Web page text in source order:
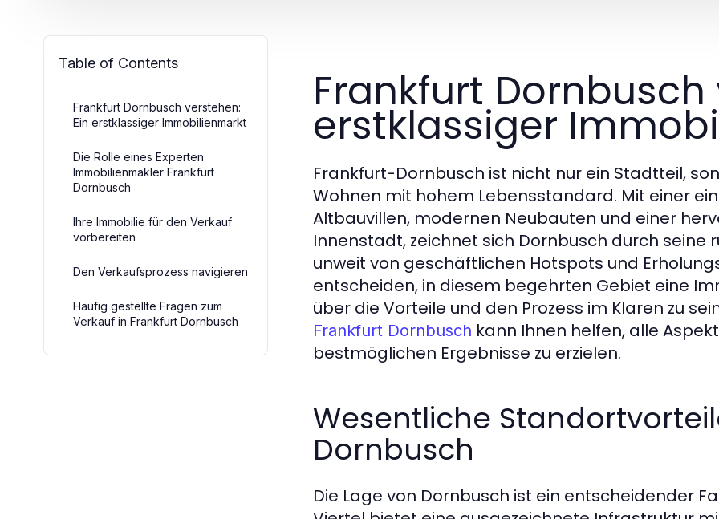
Table of Contents
Frankfurt Dornbusch verstehen:
Ein erstklassiger Immobilienmarkt
Die Rolle eines Experten
Immobilienmakler Frankfurt
Dornbusch
Ihre Immobilie für den Verkauf
vorbereiten
Den Verkaufsprozess navigieren
Häufig gestellte Fragen zum
Verkauf in Frankfurt Dornbusch
Frankfurt Dornbusch
erstklassiger
Frankfurt-Dornbusch ist nicht nur ein Stadtteil,
Wohnen mit hohem Lebensstandard. Mit einer
Altbauvillen, modernen Neubauten und einer
Innenstadt, zeichnet sich Dornbusch durch seine
unweit von geschäftlichen Hotspots und
entscheiden, in diesem begehrten Gebiet eine
über die Vorteile und den Prozess im Klaren zu
Frankfurt Dornbusch kann Ihnen helfen, alle
bestmöglichen Ergebnisse zu erzielen.
Wesentliche
Dornbusch
Die Lage von Dornbusch ist ein entscheidender